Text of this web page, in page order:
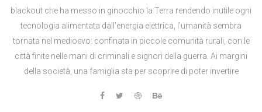
blackout che ha messo in ginocchio la Terra rendendo inutile ogni
tecnologia alimentata dall’energia elettrica, l’umanità sembra
tornata nel medioevo: confinata in piccole comunità rurali, con le
città finite nelle mani di criminali e signori della guerra. Ai margini
della società, una famiglia sta per scoprire di poter invertire